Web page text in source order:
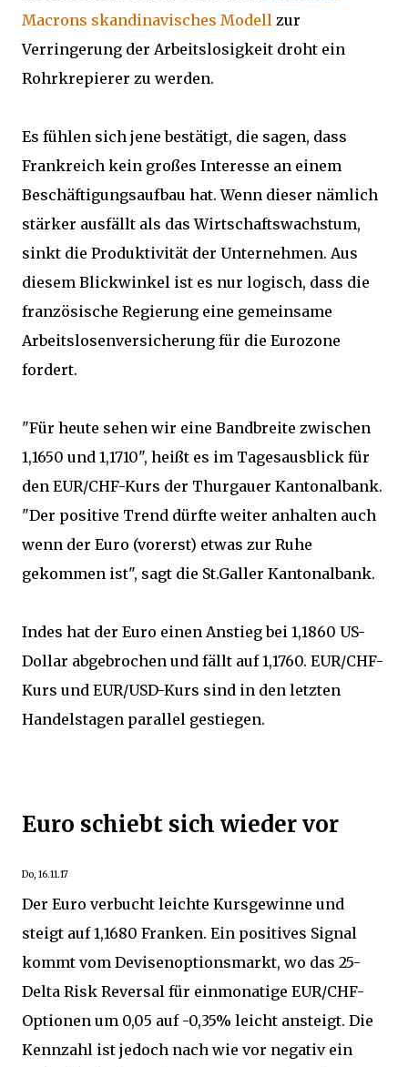
Macrons skandinavisches Modell zur
Verringerung der Arbeitslosigkeit droht ein
Rohrkrepierer zu werden.
Es fühlen sich jene bestätigt, die sagen, dass
Frankreich kein großes Interesse an einem
Beschäftigungsaufbau hat. Wenn dieser nämlich
stärker ausfällt als das Wirtschaftswachstum,
sinkt die Produktivität der Unternehmen. Aus
diesem Blickwinkel ist es nur logisch, dass die
französische Regierung eine gemeinsame
Arbeitslosenversicherung für die Eurozone
fordert.
"Für heute sehen wir eine Bandbreite zwischen
1,1650 und 1,1710", heißt es im Tagesausblick für
den EUR/CHF-Kurs der Thurgauer Kantonalbank.
"Der positive Trend dürfte weiter anhalten auch
wenn der Euro (vorerst) etwas zur Ruhe
gekommen ist", sagt die St.Galler Kantonalbank.
Indes hat der Euro einen Anstieg bei 1,1860 US-
Dollar abgebrochen und fällt auf 1,1760. EUR/CHF-
Kurs und EUR/USD-Kurs sind in den letzten
Handelstagen parallel gestiegen.
Euro schiebt sich wieder vor
Do, 16.11.17
Der Euro verbucht leichte Kursgewinne und
steigt auf 1,1680 Franken. Ein positives Signal
kommt vom Devisenoptionsmarkt, wo das 25-
Delta Risk Reversal für einmonatige EUR/CHF-
Optionen um 0,05 auf -0,35% leicht ansteigt. Die
Kennzahl ist jedoch nach wie vor negativ ein